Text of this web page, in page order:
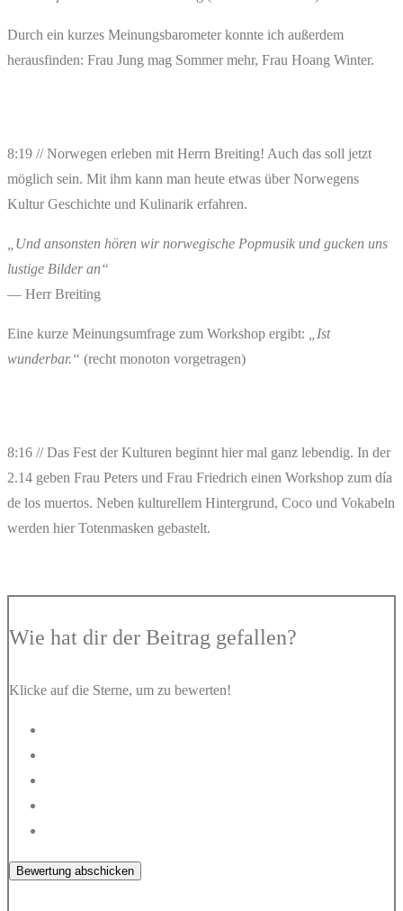
Durch ein kurzes Meinungsbarometer konnte ich außerdem
herausfinden: Frau Jung mag Sommer mehr, Frau Hoang Winter.
8:19 // Norwegen erleben mit Herrn Breiting! Auch das soll jetzt
möglich sein. Mit ihm kann man heute etwas über Norwegens
Kultur Geschichte und Kulinarik erfahren.
„Und ansonsten hören wir norwegische Popmusik und gucken uns
lustige Bilder an“
— Herr Breiting
Eine kurze Meinungsumfrage zum Workshop ergibt:
„Ist
wunderbar.“ (recht monoton vorgetragen)
8:16 // Das Fest der Kulturen beginnt hier mal ganz lebendig. In der
2.14 geben Frau Peters und Frau Friedrich einen Workshop zum día
de los muertos. Neben kulturellem Hintergrund, Coco und Vokabeln
werden hier Totenmasken gebastelt.
Wie hat dir der Beitrag gefallen?
Klicke auf die Sterne, um zu bewerten!
Bewertung abschicken